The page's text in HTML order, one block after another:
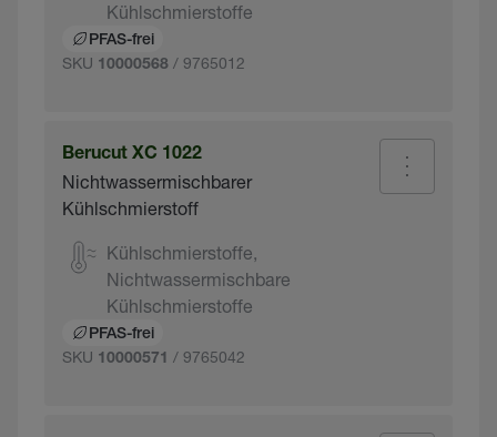
Kühlschmierstoffe
PFAS-frei
SKU 10000568 / 9765012
Berucut XC 1022
Nichtwassermischbarer
Kühlschmierstoff
Kühlschmierstoffe,
Nichtwassermischbare
Kühlschmierstoffe
PFAS-frei
SKU 10000571 / 9765042